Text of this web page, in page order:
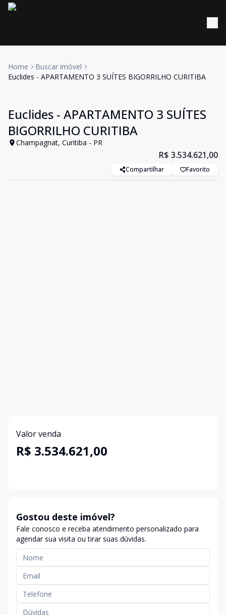
Home
Buscar imóvel
Euclides - APARTAMENTO 3 SUÍTES BIGORRILHO CURITIBA
Euclides - APARTAMENTO 3 SUÍTES
BIGORRILHO CURITIBA
Champagnat, Curitiba - PR
R$ 3.534.621,00
Compartilhar Favorito
Valor venda
R$ 3.534.621,00
Gostou deste imóvel?
Fale conosco e receba atendimento personalizado para
agendar sua visita ou tirar suas dúvidas.